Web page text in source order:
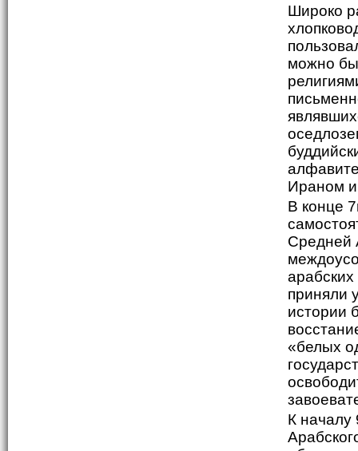
Широко
можно
Ираном
В конце
Средней
приняли
истории
«белых
К началу